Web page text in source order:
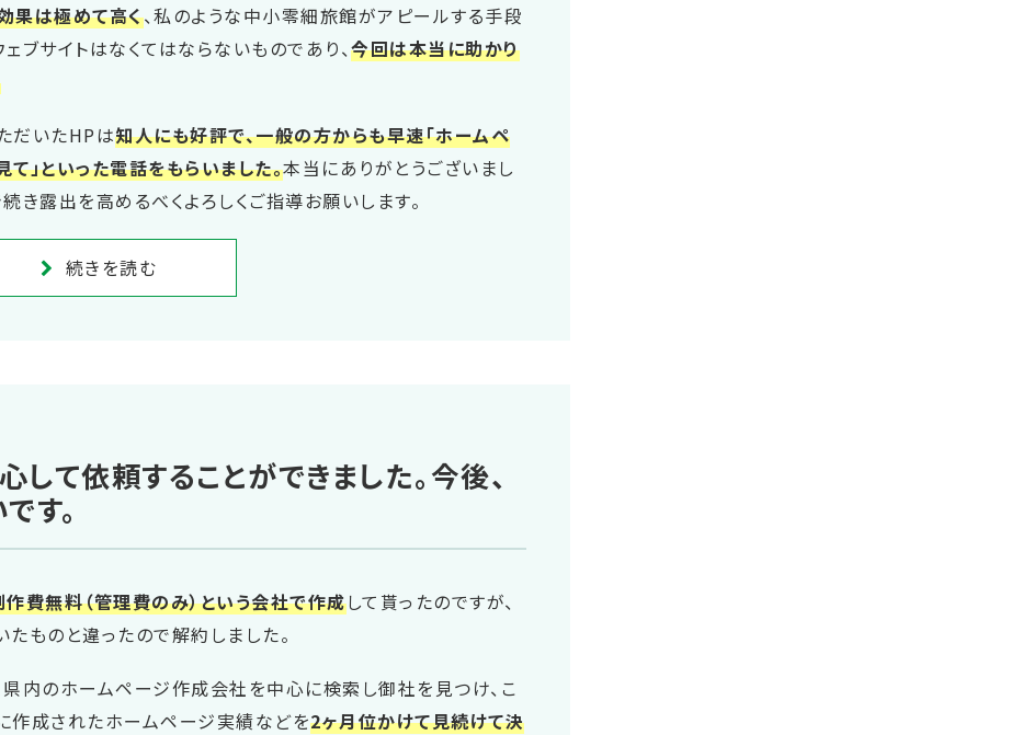
果は極めて高く、私のような中小零細旅館がアピールする手段
ェブサイトはなくてはならないものであり、今回は本当に助かり
だいたHPは知人にも好評で、一般の方からも早速「ホームペ
て」といった電話をもらいました。本当にありがとうございまし
続き露出を高めるべくよろしくご指導お願いします。
続きを読む
て依頼することができました。今後、
す。
作費無料（管理費のみ）という会社で作成して貰ったのですが、
たものと違ったので解約しました。
県内のホームページ作成会社を中心に検索し御社を見つけ、こ
作成されたホームページ実績などを2ヶ月位かけて見続けて決